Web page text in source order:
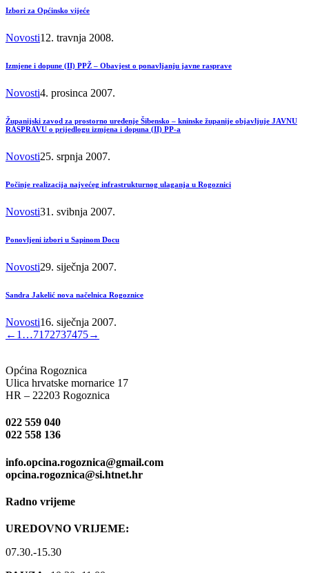
Izbori za Općinsko vijeće
Novosti12. travnja 2008.
Izmjene i dopune (II) PPŽ – Obavjest o ponavljanju javne rasprave
Novosti4. prosinca 2007.
Županijski zavod za prostorno uređenje Šibensko – kninske županije objavljuje JAVNU
RASPRAVU o prijedlogu izmjena i dopuna (II) PP-a
Novosti25. srpnja 2007.
Počinje realizacija najvećeg infrastrukturnog ulaganja u Rogoznici
Novosti31. svibnja 2007.
Ponovljeni izbori u Sapinom Docu
Novosti29. siječnja 2007.
Sandra Jakelić nova načelnica Rogoznice
Novosti16. siječnja 2007.
← 1 …71 72737475→
Općina Rogoznica
Ulica hrvatske mornarice 17
HR – 22203 Rogoznica
022 559 040
022 558 136
info.opcina.rogoznica@gmail.com
opcina.rogoznica@si.htnet.hr
Radno vrijeme
UREDOVNO VRIJEME:
07.30.-15.30